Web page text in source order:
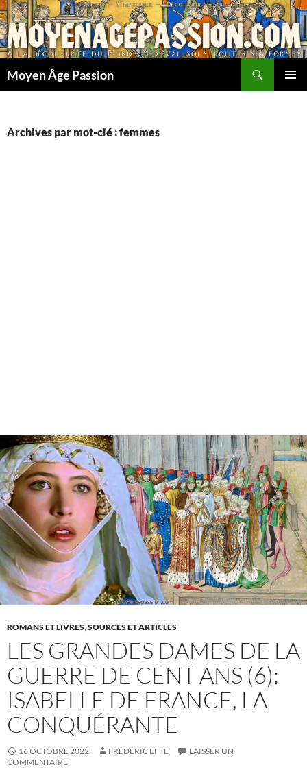
Aller
au
contenu
Moyen Âge Passion
Archives par mot-clé : femmes
ROMANS ET LIVRES,SOURCES ET ARTICLES
LES GRANDES DAMES DE LA
GUERRE DE CENT ANS (6):
ISABELLE DE FRANCE, LA
CONQUÉRANTE
16 OCTOBRE 2022 FRÉDÉRIC EFFE
LAISSER UN
COMMENTAIRE